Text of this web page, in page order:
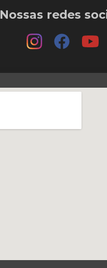
Nossas redes